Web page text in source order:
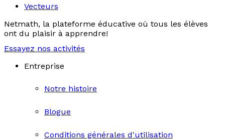
Vecteurs
Netmath, la plateforme éducative où tous les élèves
ont du plaisir à apprendre!
Essayez nos activités
Entreprise
Notre histoire
Blogue
Conditions générales d'utilisation